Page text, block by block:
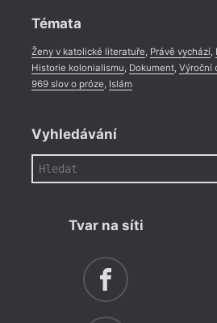
Témata
Ženy v katolické literatuře, Právě vychází,
Historie kolonialismu, Dokument, Výroční
969 slov o próze, Islám
Vyhledávání
Tvar na síti